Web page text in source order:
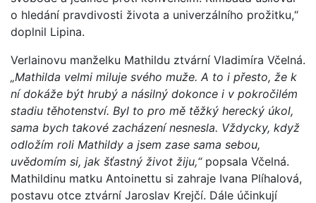
o hledání pravdivosti života a univerzálního prožitku,“
doplnil Lipina.
Verlainovu manželku Mathildu ztvární Vladimíra Včelná.
„Mathilda velmi miluje svého muže. A to i přesto, že k
ní dokáže být hrubý a násilný dokonce i v pokročilém
stadiu těhotenství. Byl to pro mě těžký herecký úkol,
sama bych takové zacházení nesnesla. Vždycky, když
odložím roli Mathildy a jsem zase sama sebou,
uvědomím si, jak šťastný život žiju,“popsala Včelná.
Mathildinu matku Antoinettu si zahraje Ivana Plíhalová,
postavu otce ztvární Jaroslav Krejčí. Dále účinkují